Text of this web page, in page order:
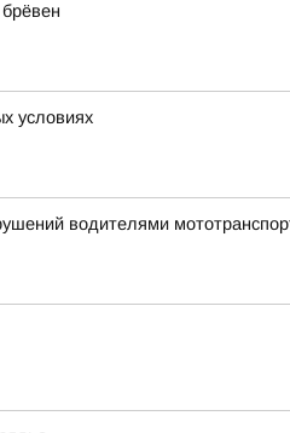
условиях
водителями